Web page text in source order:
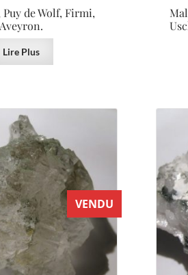
de Wolf, Firmi,
Aveyron.
Lire Plus
VENDU